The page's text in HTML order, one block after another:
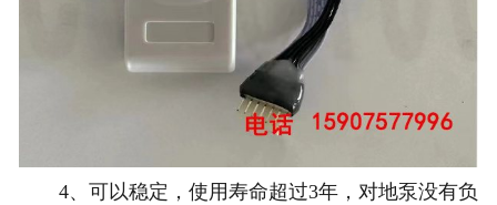
4、可以稳定，使用寿命超过3年，对地泵没有负